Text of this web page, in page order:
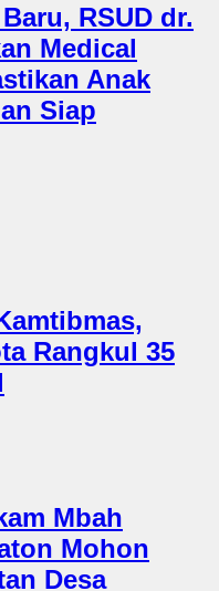
RSUD dr.
Medical
Anak
Siap
Rangkul 35
Mbah
Mohon
Desa